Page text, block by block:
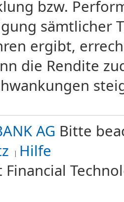
bzw.
sämtlicher
ergibt,
die Rendite
AG Bitte
Hilfe